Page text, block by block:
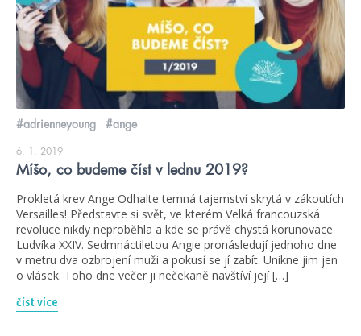
#adrienneyoung #ange
6. 1. 2019
Míšo, co budeme číst v lednu 2019?
Prokletá krev Ange Odhalte temná tajemství skrytá v zákoutích
Versailles! Představte si svět, ve kterém Velká francouzská
revoluce nikdy neproběhla a kde se právě chystá korunovace
Ludvíka XXIV. Sedmnáctiletou Angie pronásledují jednoho dne
v metru dva ozbrojení muži a pokusí se jí zabít. Unikne jim jen
o vlásek. Toho dne večer ji nečekaně navštíví její […]
číst více